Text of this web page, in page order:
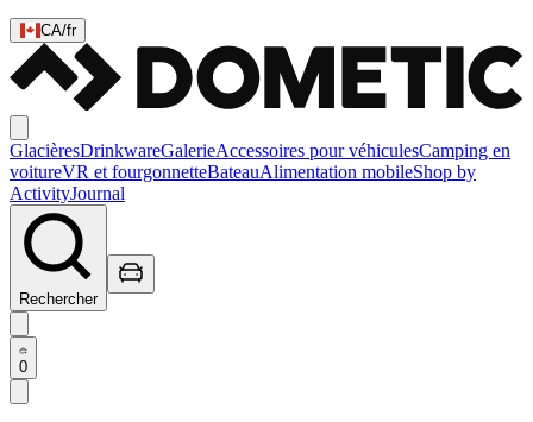
CA/fr
GlacièresDrinkwareGalerieAccessoires pour véhiculesCamping en
voitureVR et fourgonnetteBateauAlimentation mobileShop by
ActivityJournal
Rechercher
0